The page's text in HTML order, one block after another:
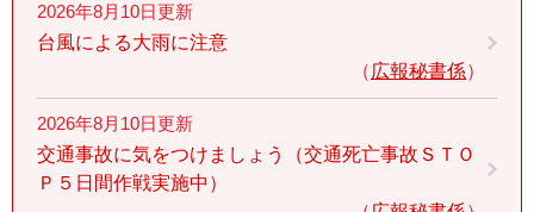
2026年8月10日更新
台風による大雨に注意
広報秘書係
2026年8月10日更新
交通事故に気をつけましょう（交通死亡事故ＳＴＯ
Ｐ５日間作戦実施中）